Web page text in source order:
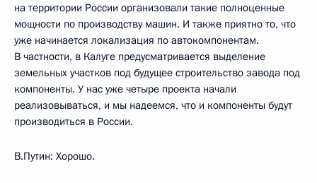
на территории России организовали такие полноценные
мощности по производству машин. И также приятно то, что
уже начинается локализация по автокомпонентам.
В частности, в Калуге предусматривается выделение
земельных участков под будущее строительство завода под
компоненты. У нас уже четыре проекта начали
реализовываться, и мы надеемся, что и компоненты будут
производиться в России.
В.Путин: Хорошо.